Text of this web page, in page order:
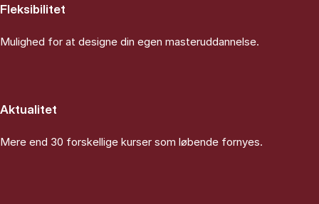
Fleksibilitet
Mulighed for at designe din egen masteruddannelse.
Aktualitet
Mere end 30 forskellige kurser som løbende fornyes.